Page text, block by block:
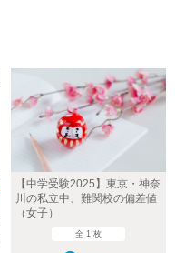
【中学受験2025】東京・神奈
川の私立中、難関校の偏差値
（女子）
全 1 枚